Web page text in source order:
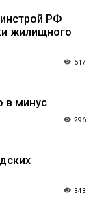
РФ
жилищного
617
в минус
296
343